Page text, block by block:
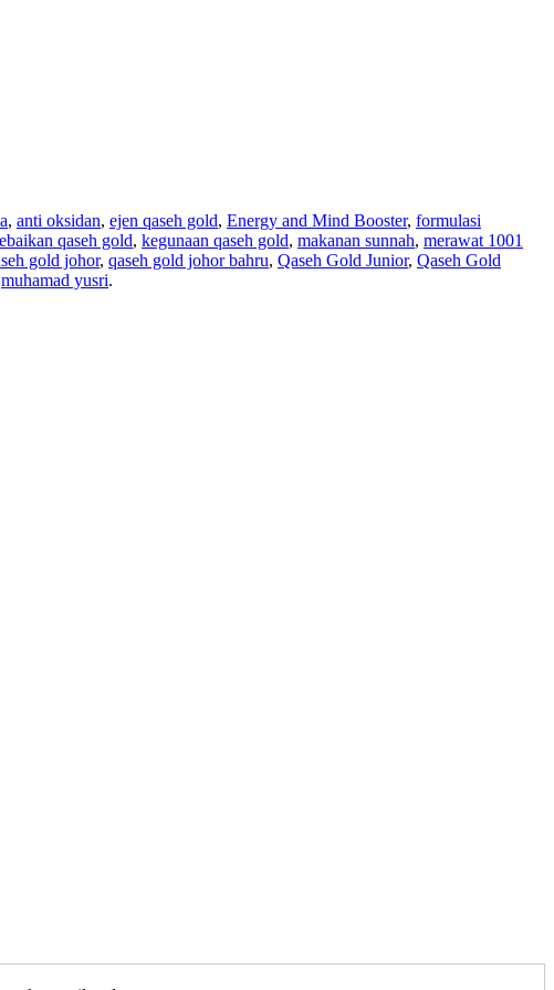
, anti oksidan, ejen qaseh gold, Energy and Mind Booster, formulasi
qaseh gold, kegunaan qaseh gold, makanan sunnah, merawat 1001
gold johor, qaseh gold johor bahru, Qaseh Gold Junior, Qaseh Gold
muhamad yusri.